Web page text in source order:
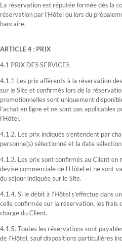
La réservation est réputée formée dès la
réservation par l’Hôtel ou lors du
bancaire.
ARTICLE 4 : PRIX
4.1 PRIX DES SERVICES
4.1.1 Les prix afférents à la réservation
sur le Site et confirmés lors de la
promotionnelles sont uniquement
l’achat en ligne et ne sont pas applicables
l’Hôtel.
4.1.2. Les prix indiqués s’entendent par
personne(s) sélectionné et la date
4.1.3. Les prix sont confirmés au Client en
devise commerciale de l’Hôtel et ne sont
du séjour indiquée sur le Site.
4.1.4. Si le débit à l’Hôtel s’effectue dans
celle confirmée sur la réservation, les frais
charge du Client.
4.1.5. Toutes les réservations sont
de l’Hôtel, sauf dispositions particulières